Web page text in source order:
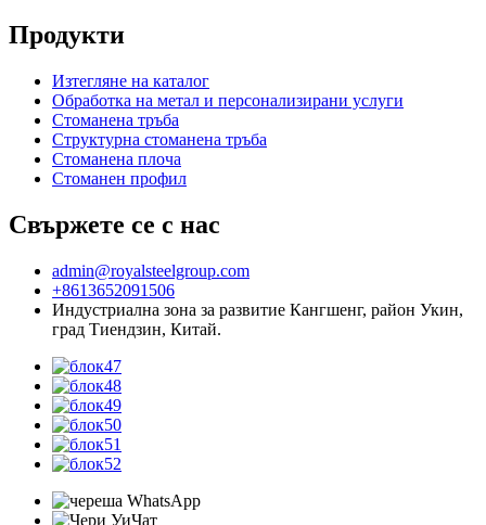
Продукти
Изтегляне на каталог
Обработка на метал и персонализирани услуги
Стоманена тръба
Структурна стоманена тръба
Стоманена плоча
Стоманен профил
Свържете се с нас
admin@royalsteelgroup.com
+8613652091506
Индустриална зона за развитие Кангшенг, район Укин,
град Тиендзин, Китай.